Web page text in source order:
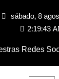
sábado, 8
2:19:43
Redes